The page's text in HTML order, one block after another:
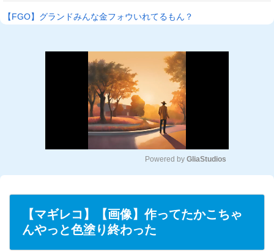
【FGO】グランドみんな金フォウいれてるもん？
u
e
Powered by GliaStudios
【マギレコ】【画像】作ってたかこちゃ
んやっと色塗り終わった